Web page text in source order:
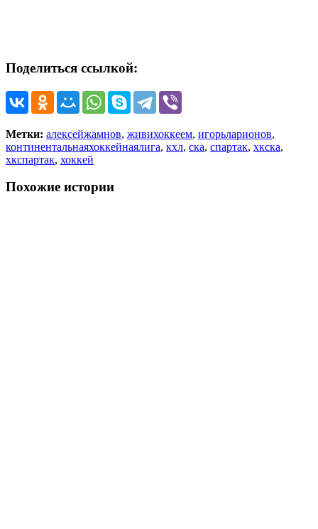
Поделиться ссылкой:
Метки: алексейжамнов, живихоккеем, игорьларионов,
континентальнаяхоккейнаялига, кхл, ска, спартак, хкска,
хкспартак, хоккей
Похожие истории